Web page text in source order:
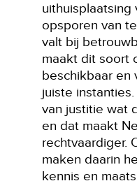
uithuisplaatsing
opsporen van
valt bij
maakt dit soort
beschikbaar en
juiste
van justitie wat
en dat maakt
rechtvaardiger.
maken daarin
kennis en